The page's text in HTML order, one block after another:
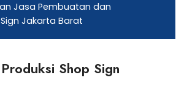
Jasa Pembuatan dan
Jakarta Barat
Shop Sign